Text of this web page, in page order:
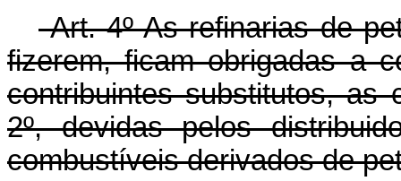
Art. 4º As refinarias de
fizerem, ficam obrigadas a
contribuintes substitutos,
2º, devidas pelos
combustíveis derivados de